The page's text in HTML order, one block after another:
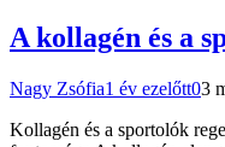
A kollagén és a
Nagy Zsófia1 év ezelőtt03
Kollagén és a sportolók